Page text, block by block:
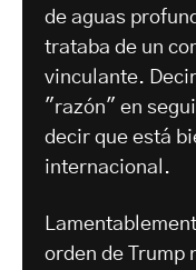
de aguas
trataba de un
vinculante.
"razón" en
decir que está
internacional.
orden de Trump